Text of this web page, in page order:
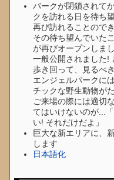
パークが閉鎖されて
クを訪れる日を待ち
再び訪れることので
その待ち望んでいた
が再びオープンしま
一般公開されました!
歩き回って、見るべ
エンジェルパークに
チックな野生動物が
ご来場の際には適切
てはいけないのが...
い! それだけだよ」
巨大な新エリアに、
します
日本語化